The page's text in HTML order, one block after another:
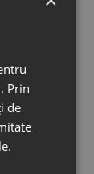
Vopsea
aurie
Prin
de